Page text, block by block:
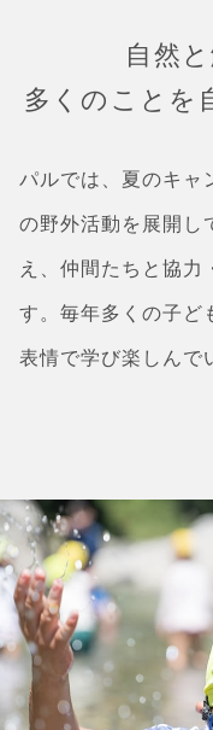
自然
多くのことを
パルでは、夏のキャ
の野外活動を展開し
え、仲間たちと協力
す。毎年多くの子ど
表情で学び楽しんで